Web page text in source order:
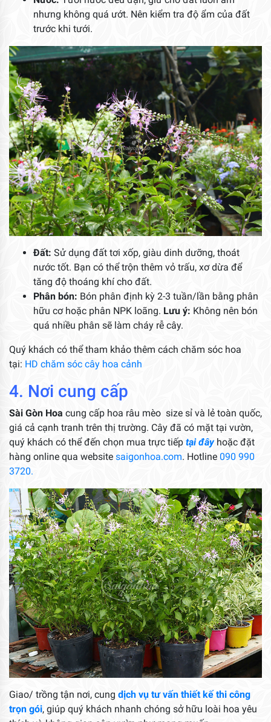
nhưng không quá ướt. Nên kiểm tra độ ẩm của đất
trước khi tưới.
Đất: Sử dụng đất tơi xốp, giàu dinh dưỡng, thoát
nước tốt. Bạn có thể trộn thêm vỏ trấu, xơ dừa để
tăng độ thoáng khí cho đất.
Phân bón: Bón phân định kỳ 2-3 tuần/lần bằng phân
hữu cơ hoặc phân NPK loãng. Lưu ý: Không nên bón
quá nhiều phân sẽ làm cháy rễ cây.
Quý khách có thể tham khảo thêm cách chăm sóc hoa
tại: HD chăm sóc cây hoa cảnh
4. Nơi cung cấp
Sài Gòn Hoa cung cấp hoa râu mèo size sỉ và lẻ toàn quốc,
giá cả cạnh tranh trên thị trường. Cây đã có mặt tại vườn,
quý khách có thể đến chọn mua trực tiếp tại đâyhoặc đặt
hàng online qua website saigonhoa.com. Hotline 090 990
3720.
Giao/ trồng tận nơi, cung dịch vụ tư vấn thiết kế thi công
trọn gói, giúp quý khách nhanh chóng sở hữu loài hoa yêu